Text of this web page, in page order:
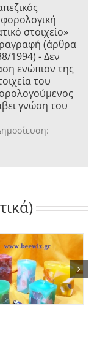
στοιχείο»
(άρθρα
1994) - Δεν
ενώπιον της
του
γνώση του